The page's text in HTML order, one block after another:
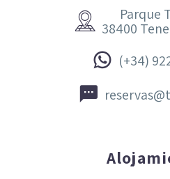


Parque
38400

 (+34)

